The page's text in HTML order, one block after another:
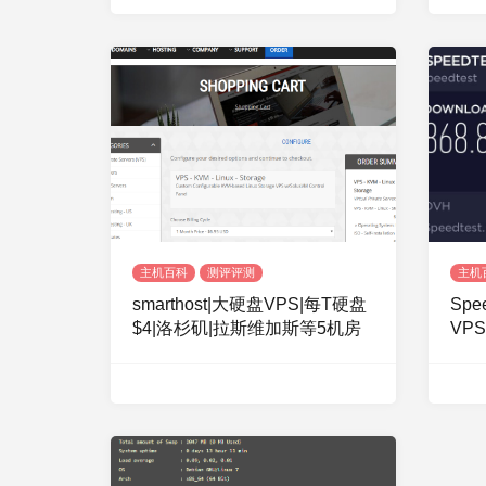
主机百科 测评评测
smarthost|大硬盘VPS|每T硬盘
$4|洛杉矶|拉斯维加斯等5机房
主机